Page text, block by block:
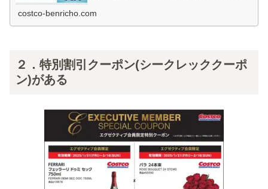
costco-benricho.com
２．特別割引クーポン(シークレッククーポ
ン)がある